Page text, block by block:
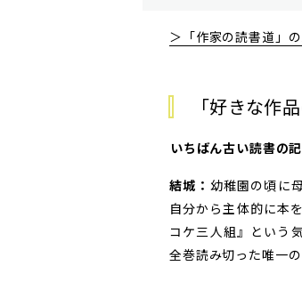
＞「作家の読書道」
「好きな作
――いちばん古い読書の
結城： 幼稚園の頃に
自分から主体的に本
コケ三人組』という
全巻読み切った唯一